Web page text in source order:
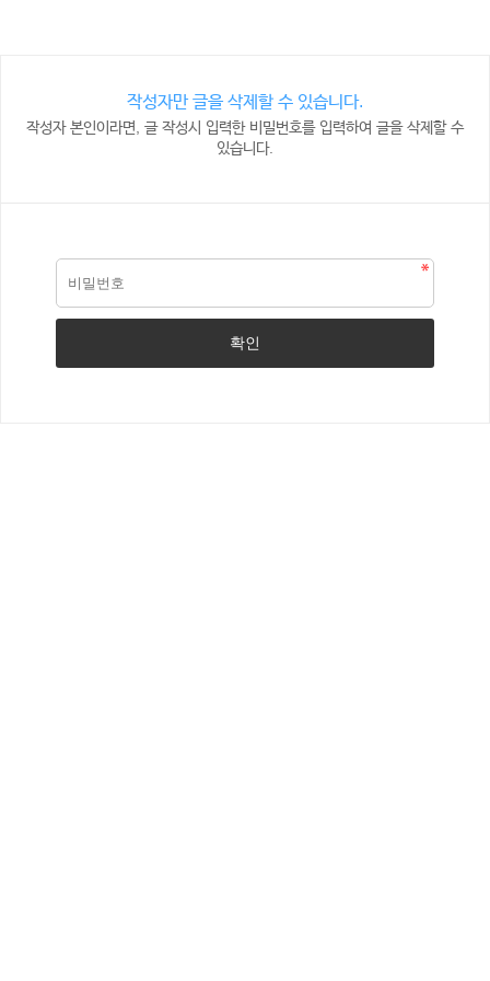
작성자만 글을 삭제할 수 있습니다.
작성자 본인이라면, 글 작성시 입력한 비밀번호를 입력하여 글을 삭제할 수
있습니다.